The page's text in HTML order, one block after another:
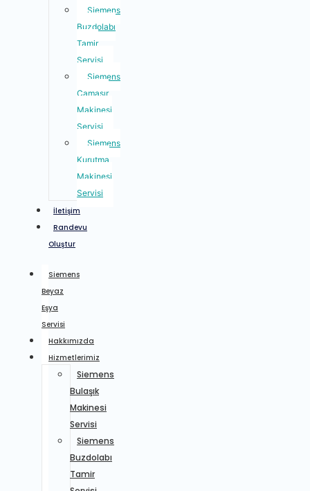
Siemens
Buzdolabı
Tamir
Servisi
Siemens
Çamaşır
Makinesi
Servisi
Siemens
Kurutma
Makinesi
Servisi
İletişim
Randevu
Oluştur
Siemens
Beyaz
Eşya
Servisi
Hakkımızda
Hizmetlerimiz
Siemens
Bulaşık
Makinesi
Servisi
Siemens
Buzdolabı
Tamir